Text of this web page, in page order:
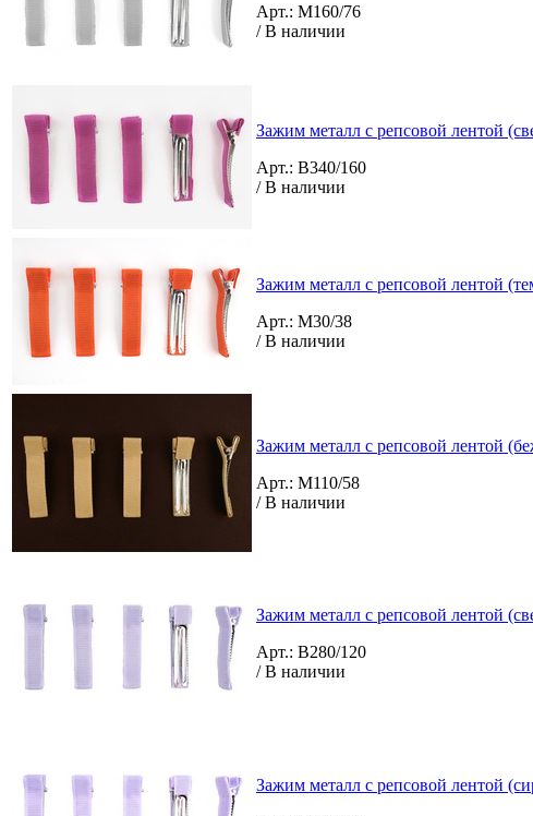
Арт.: M160/76
/ В наличии
Зажим металл с репсовой лентой
Арт.: B340/160
/ В наличии
Зажим металл с репсовой лентой
Арт.: M30/38
/ В наличии
Зажим металл с репсовой лентой
Арт.: M110/58
/ В наличии
Зажим металл с репсовой лентой
Арт.: B280/120
/ В наличии
Зажим металл с репсовой лентой